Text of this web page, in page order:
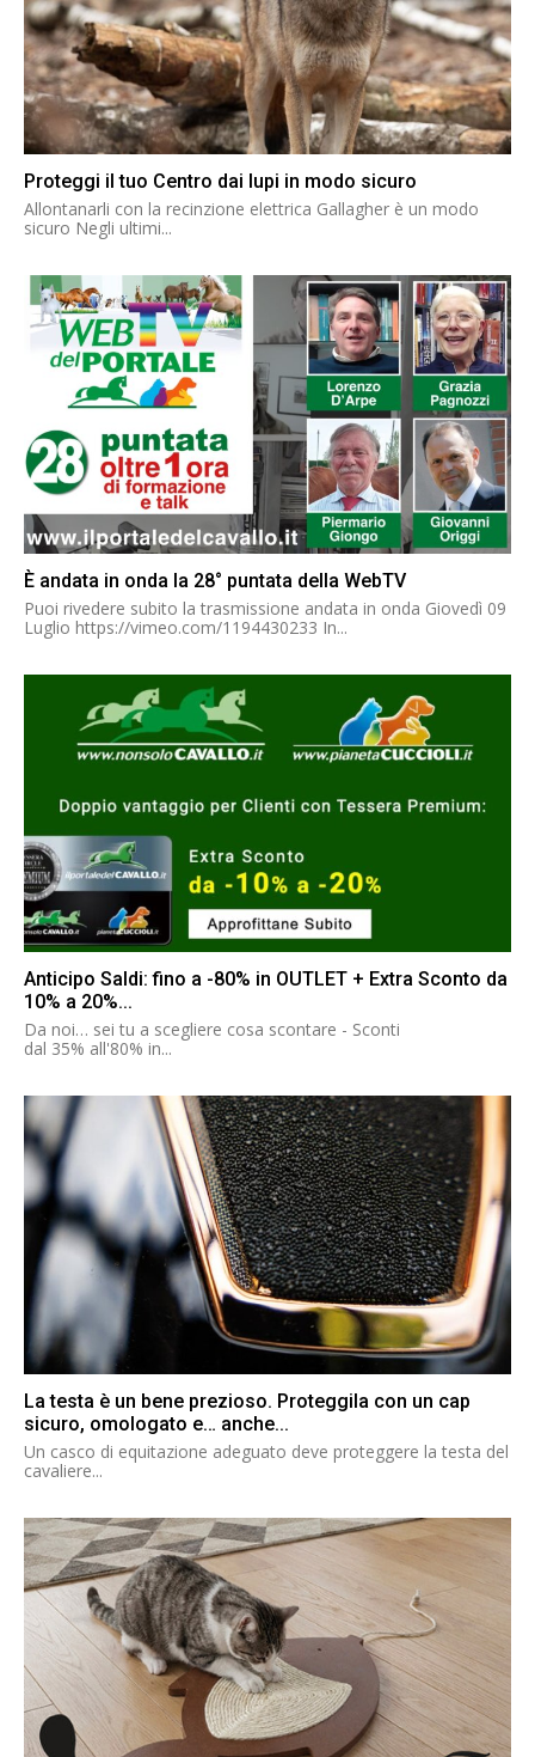
Proteggi il tuo Centro dai lupi in modo sicuro
Allontanarli con la recinzione elettrica Gallagher è un modo
sicuro Negli ultimi...
È andata in onda la 28° puntata della WebTV
Puoi rivedere subito la trasmissione andata in onda Giovedì 09
Luglio https://vimeo.com/1194430233 In...
Anticipo Saldi: fino a -80% in OUTLET + Extra Sconto da
10% a 20%...
Da noi… sei tu a scegliere cosa scontare - Sconti
dal 35% all'80% in...
La testa è un bene prezioso. Proteggila con un cap
sicuro, omologato e… anche...
Un casco di equitazione adeguato deve proteggere la testa del
cavaliere...